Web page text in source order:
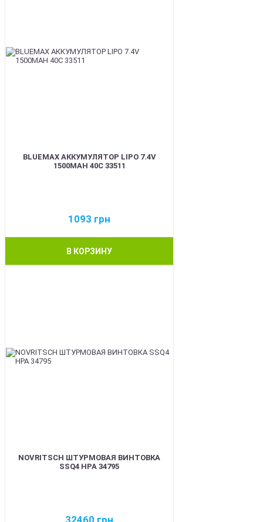
BLUEMAX АККУМУЛЯТОР LIPO 7.4V
1500MAH 40C 33511
1093 грн
В КОРЗИНУ
NOVRITSCH ШТУРМОВАЯ ВИНТОВКА
SSQ4 HPA 34795
32460 грн